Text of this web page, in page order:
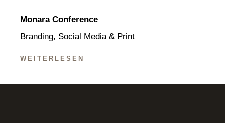
Monara Conference
Branding, Social Media & Print
WEITERLESEN